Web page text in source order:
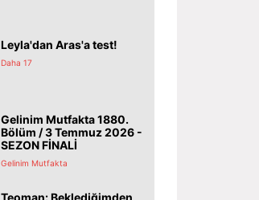
Leyla'dan Aras'a test!
Daha 17
Gelinim Mutfakta 1880.
Bölüm / 3 Temmuz 2026 -
SEZON FİNALİ
Gelinim Mutfakta
Teoman: Beklediğimden